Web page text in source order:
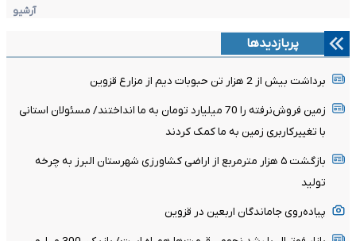
آرشیو
پربازدیدها
برداشت بیش از 2 هزار تن حبوبات دیم از مزارع قزوین
زمین فروش‌نرفته را 70 میلیارد تومان به ما انداختند/ مسئولان استانی
با تغییرکاربری زمین به ما کمک کردند
بازگشت ۵ هزار مترمربع از اراضی کشاورزی شهرستان البرز به چرخه
تولید
پیاده‌روی جاماندگان اربعین در قزوین